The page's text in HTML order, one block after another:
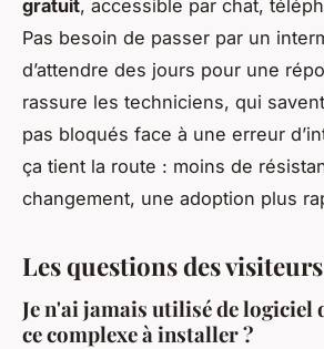
gratuit, accessible par chat,
Pas besoin de passer par un
d’attendre des jours pour une
rassure les techniciens, qui
pas bloqués face à une erreur
ça tient la route : moins de
changement, une adoption plus
Les questions des visiteurs
Je n'ai jamais utilisé de logiciel
ce complexe à installer ?